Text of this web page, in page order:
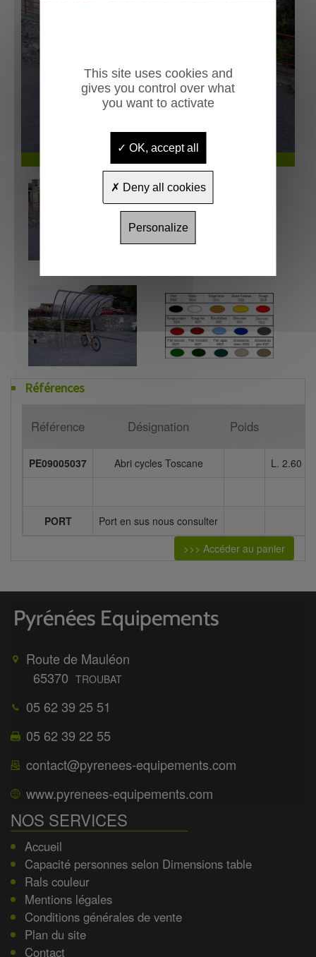
Next
Références
Référence Désignation Poids
PE09005037 Abri cycles Toscane L. 2.60 x
PORT
Port en sus nous consulter
>>> Accéder au panier
Route de Mauléon
65370 TROUBAT
05 62 39 25 51
05 62 39 22 55
contact@pyrenees-equipements.com
www.pyrenees-equipements.com
NOS SERVICES
Accueil
Capacité personnes selon Dimensions table
Rals couleur
Mentions légales
Conditions générales de vente
Plan du site
Contact
This site uses cookies and
gives you control over what
you want to activate
OK, accept all
Deny all cookies
Personalize